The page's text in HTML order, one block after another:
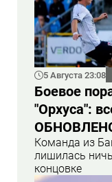
5 Августа 23:08
Боевое
"Орхуса":
Команда из
лишилась
концовке